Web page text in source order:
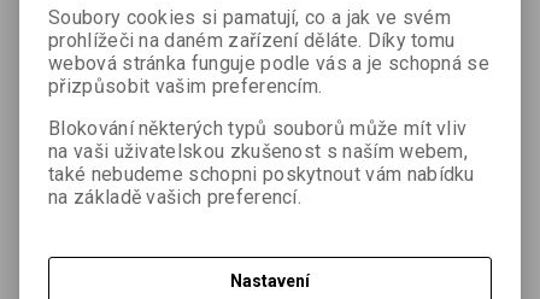
Kvalita masitých ingrediencí v jemných kouscích v kombinaci s
jemnou omáčkou a nejjemnějšími kousky filé zaručují
jedinečný požitek.
jemné gurmánské ragú poskytuje dospělým kočkám všechny
základní živiny
obsahuje výhradně maso a živočišné produkty
složení:
(drůbež, vepřové maso, 8 % kuřecí maso, 8 % telecí maso),
Soubory cookies si pamatují, co a jak ve svém
prohlížeči na daném zařízení děláte. Díky tomu
webová stránka funguje podle vás a je schopná se
přizpůsobit vašim preferencím.
Blokování některých typů souborů může mít vliv
na vaši uživatelskou zkušenost s naším webem,
také nebudeme schopni poskytnout vám nabídku
na základě vašich preferencí.
Nastavení